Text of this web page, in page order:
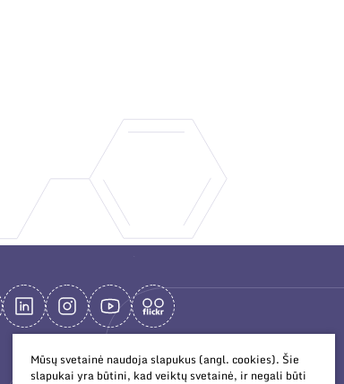
Mūsų svetainė naudoja slapukus (angl. cookies). Šie
slapukai yra būtini, kad veiktų svetainė, ir negali būti